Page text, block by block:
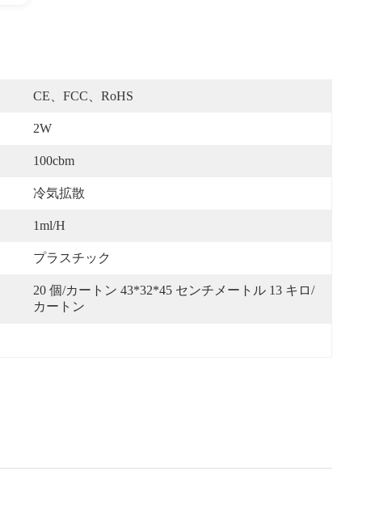
CE、FCC、RoHS
2W
100cbm
冷気拡散
1ml/H
プラスチック
20 個/カートン 43*32*45 センチメートル 13 キロ/
カートン